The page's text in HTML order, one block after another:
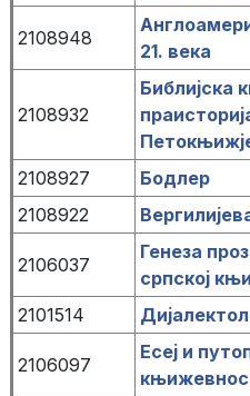
2108948
21. века
2108932
Библијска
2108927
Бодлер
2108922
2106037
Генеза
српској
2101514
2106097
Есеј и